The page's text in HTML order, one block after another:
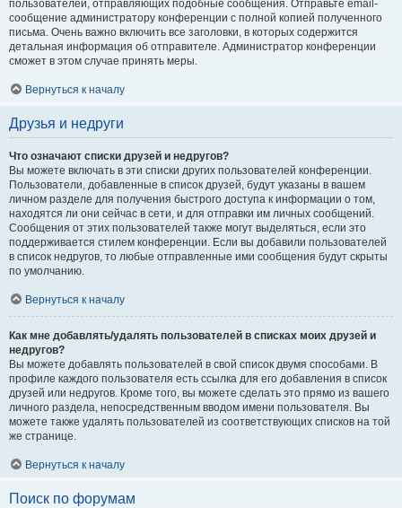
пользователей, отправляющих подобные сообщения. Отправьте email-
сообщение администратору конференции с полной копией полученного
письма. Очень важно включить все заголовки, в которых содержится
детальная информация об отправителе. Администратор конференции
сможет в этом случае принять меры.
Вернуться к началу
Друзья и недруги
Что означают списки друзей и недругов?
Вы можете включать в эти списки других пользователей конференции.
Пользователи, добавленные в список друзей, будут указаны в вашем
личном разделе для получения быстрого доступа к информации о том,
находятся ли они сейчас в сети, и для отправки им личных сообщений.
Сообщения от этих пользователей также могут выделяться, если это
поддерживается стилем конференции. Если вы добавили пользователей
в список недругов, то любые отправленные ими сообщения будут скрыты
по умолчанию.
Вернуться к началу
Как мне добавлять/удалять пользователей в списках моих друзей и
недругов?
Вы можете добавлять пользователей в свой список двумя способами. В
профиле каждого пользователя есть ссылка для его добавления в список
друзей или недругов. Кроме того, вы можете сделать это прямо из вашего
личного раздела, непосредственным вводом имени пользователя. Вы
можете также удалять пользователей из соответствующих списков на той
же странице.
Вернуться к началу
Поиск по форумам